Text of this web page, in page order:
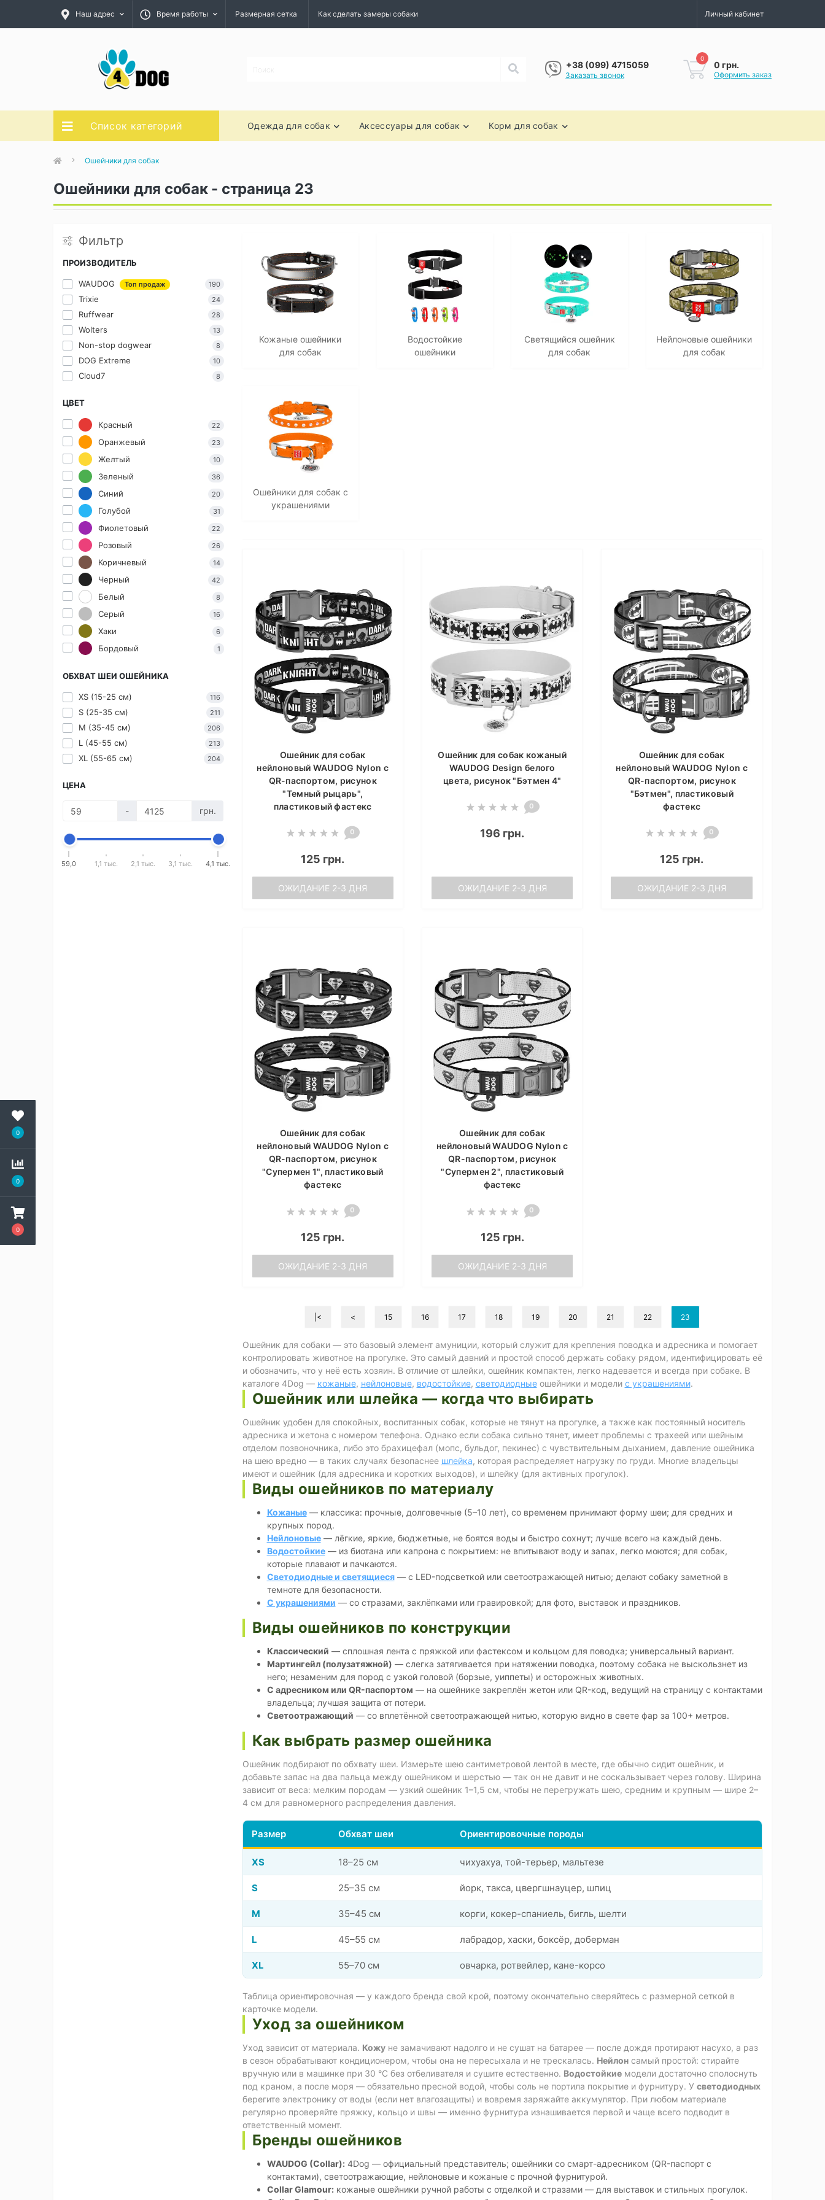
0
0
0
Наш адрес Время работы Размерная сетка Как сделать замеры собаки Личный кабинет
+38 (099) 4715059
Заказать звонок
0
0 грн.
Оформить заказ
Список категорий Одежда для собак Аксессуары для собак Корм для собак
Ошейники для собак
Ошейники для собак - страница 23
Фильтр
ПРОИЗВОДИТЕЛЬ
WAUDOG Топ продаж 190
Trixie 24
Ruffwear 28
Wolters 13
Non-stop dogwear 8
DOG Extreme 10
Cloud7 8
ЦВЕТ
Красный 22
Оранжевый 23
Желтый 10
Зеленый 36
Синий 20
Голубой 31
Фиолетовый 22
Розовый 26
Коричневый 14
Черный 42
Белый 8
Серый 16
Хаки 6
Бордовый 1
ОБХВАТ ШЕИ ОШЕЙНИКА
XS (15-25 см) 116
S (25-35 см) 211
M (35-45 см) 206
L (45-55 см) 213
XL (55-65 см) 204
ЦЕНА
- грн.
59,0 1,1 тыс. 2,1 тыс. 3,1 тыс. 4,1 тыс.
Кожаные ошейники
для собак
Водостойкие
ошейники
Светящийся ошейник
для собак
Нейлоновые ошейники
для собак
Ошейники для собак с
украшениями
Ошейник для собак
нейлоновый WAUDOG Nylon c
QR-паспортом, рисунок
"Темный рыцарь",
пластиковый фастекс
0
125 грн.
ОЖИДАНИЕ 2-3 ДНЯ
Ошейник для собак кожаный
WAUDOG Design белого
цвета, рисунок "Бэтмен 4"
0
196 грн.
ОЖИДАНИЕ 2-3 ДНЯ
Ошейник для собак
нейлоновый WAUDOG Nylon c
QR-паспортом, рисунок
"Бэтмен", пластиковый
фастекс
0
125 грн.
ОЖИДАНИЕ 2-3 ДНЯ
Ошейник для собак
нейлоновый WAUDOG Nylon c
QR-паспортом, рисунок
"Супермен 1", пластиковый
фастекс
0
125 грн.
ОЖИДАНИЕ 2-3 ДНЯ
Ошейник для собак
нейлоновый WAUDOG Nylon c
QR-паспортом, рисунок
"Супермен 2", пластиковый
фастекс
0
125 грн.
ОЖИДАНИЕ 2-3 ДНЯ
|< < 15 16 17 18 19 20 21 22 23
Ошейник для собаки — это базовый элемент амуниции, который служит для крепления поводка и адресника и помогает
контролировать животное на прогулке. Это самый давний и простой способ держать собаку рядом, идентифицировать её
и обозначить, что у неё есть хозяин. В отличие от шлейки, ошейник компактен, легко надевается и всегда при собаке. В
каталоге 4Dog — кожаные, нейлоновые, водостойкие, светодиодныеошейники и модели с украшениями.
Ошейник или шлейка — когда что выбирать
Ошейник удобен для спокойных, воспитанных собак, которые не тянут на прогулке, а также как постоянный носитель
адресника и жетона с номером телефона. Однако если собака сильно тянет, имеет проблемы с трахеей или шейным
отделом позвоночника, либо это брахицефал (мопс, бульдог, пекинес) с чувствительным дыханием, давление ошейника
на шею вредно — в таких случаях безопаснее шлейка, которая распределяет нагрузку по груди. Многие владельцы
имеют и ошейник (для адресника и коротких выходов), и шлейку (для активных прогулок).
Виды ошейников по материалу
Кожаные— классика: прочные, долговечные (5–10 лет), со временем принимают форму шеи; для средних и
крупных пород.
Нейлоновые— лёгкие, яркие, бюджетные, не боятся воды и быстро сохнут; лучше всего на каждый день.
Водостойкие— из биотана или капрона с покрытием: не впитывают воду и запах, легко моются; для собак,
которые плавают и пачкаются.
Светодиодные и светящиеся— с LED-подсветкой или светоотражающей нитью; делают собаку заметной в
темноте для безопасности.
С украшениями — со стразами, заклёпками или гравировкой; для фото, выставок и праздников.
Виды ошейников по конструкции
Классический — сплошная лента с пряжкой или фастексом и кольцом для поводка; универсальный вариант.
Мартингейл (полузатяжной) — слегка затягивается при натяжении поводка, поэтому собака не выскользнет из
него; незаменим для пород с узкой головой (борзые, уиппеты) и осторожных животных.
С адресником или QR-паспортом — на ошейнике закреплён жетон или QR-код, ведущий на страницу с контактами
владельца; лучшая защита от потери.
Светоотражающий — со вплетённой светоотражающей нитью, которую видно в свете фар за 100+ метров.
Как выбрать размер ошейника
Ошейник подбирают по обхвату шеи. Измерьте шею сантиметровой лентой в месте, где обычно сидит ошейник, и
добавьте запас на два пальца между ошейником и шерстью — так он не давит и не соскальзывает через голову. Ширина
зависит от веса: мелким породам — узкий ошейник 1–1,5 см, чтобы не перегружать шею, средним и крупным — шире 2–
4 см для равномерного распределения давления.
Размер Обхват шеи Ориентировочные породы
XS 18–25 см чихуахуа, той-терьер, мальтезе
S 25–35 см йорк, такса, цвергшнауцер, шпиц
M 35–45 см корги, кокер-спаниель, бигль, шелти
L 45–55 см лабрадор, хаски, боксёр, доберман
XL 55–70 см овчарка, ротвейлер, кане-корсо
Таблица ориентировочная — у каждого бренда свой крой, поэтому окончательно сверяйтесь с размерной сеткой в
карточке модели.
Уход за ошейником
Уход зависит от материала. Кожуне замачивают надолго и не сушат на батарее — после дождя протирают насухо, а раз
в сезон обрабатывают кондиционером, чтобы она не пересыхала и не трескалась. Нейлонсамый простой: стирайте
вручную или в машинке при 30 °C без отбеливателя и сушите естественно. Водостойкиемодели достаточно сполоснуть
под краном, а после моря — обязательно пресной водой, чтобы соль не портила покрытие и фурнитуру. У светодиодных
берегите электронику от воды (если нет влагозащиты) и вовремя заряжайте аккумулятор. При любом материале
регулярно проверяйте пряжку, кольцо и швы — именно фурнитура изнашивается первой и чаще всего подводит в
ответственный момент.
Бренды ошейников
WAUDOG (Collar):4Dog — официальный представитель; ошейники со смарт-адресником (QR-паспорт с
контактами), светоотражающие, нейлоновые и кожаные с прочной фурнитурой.
Collar Glamour:кожаные ошейники ручной работы с отделкой и стразами — для выставок и стильных прогулок.